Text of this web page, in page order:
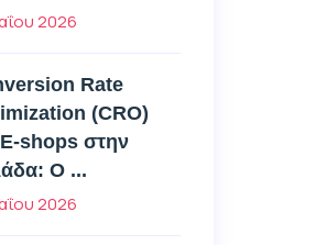
2026
Rate
(CRO)
E-shops στην
Ο ...
2026